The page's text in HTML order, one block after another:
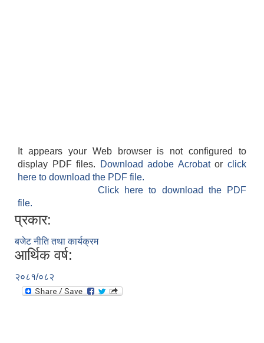
It appears your Web browser is not configured to
display PDF files.
Download adobe Acrobatorclick
here to download the PDF file.
Click here to download the PDF
file.
प्रकार:
बजेट नीति तथा कार्यक्रम
आर्थिक वर्ष:
२०८१/०८२